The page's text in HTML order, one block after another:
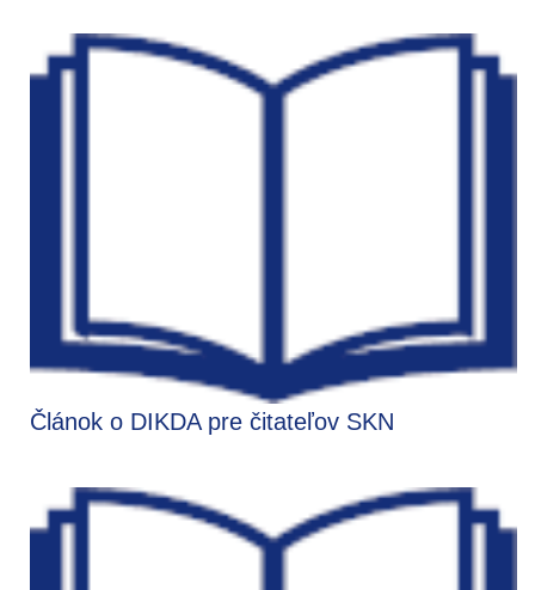
Článok o DIKDA pre čitateľov SKN